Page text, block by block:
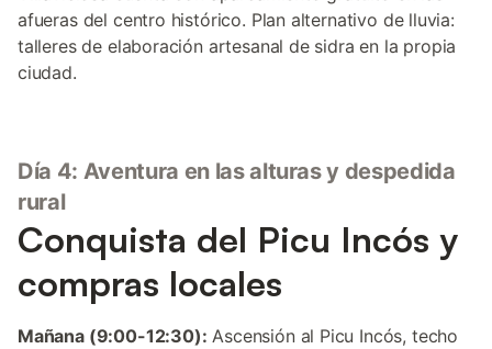
afueras del centro histórico. Plan alternativo de lluvia:
talleres de elaboración artesanal de sidra en la propia
ciudad.
Día 4: Aventura en las alturas y despedida
rural
Conquista del Picu Incós y
compras locales
Mañana (9:00-12:30): Ascensión al Picu Incós, techo